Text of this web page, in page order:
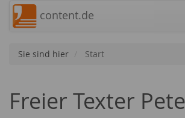
content.de
Sie sind hier Start
Freier Texter